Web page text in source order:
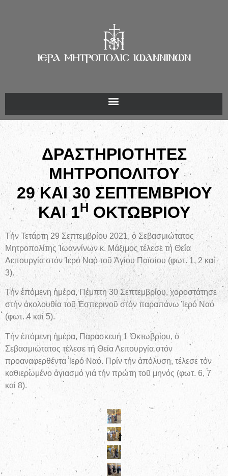
ΔΡΑΣΤΗΡΙΟΤΗΤΕΣ
ΜΗΤΡΟΠΟΛΙΤΟΥ
29 ΚΑΙ 30 ΣΕΠΤΕΜΒΡΙΟΥ
ΚΑΙ 1Η ΟΚΤΩΒΡΙΟΥ
Τήν Τετάρτη 29 Σεπτεμβρίου 2021, ὁ Σεβασμιώτατος
Μητροπολίτης Ἰωαννίνων κ. Μάξιμος τέλεσε τή Θεία
Λειτουργία στόν Ἱερό Ναό τοῦ Ἁγίου Παϊσίου (φωτ. 1, 2 καί
3).
Τήν ἑπόμενη ἡμέρα, Πέμπτη 30 Σεπτεμβρίου, χοροστάτησε
στήν ἀκολουθία τοῦ Ἑσπερινοῦ στόν παραπάνω Ἱερό Ναό
(φωτ. 4 καί 5).
Τήν ἑπόμενη ἡμέρα, Παρασκευή 1 Ὀκτωβρίου, ὁ
Σεβασμιώτατος τέλεσε τή Θεία Λειτουργία στόν
προαναφερθέντα Ἱερό Ναό. Πρίν τήν ἀπόλυση, τέλεσε τόν
καθιερωμένο ἁγιασμό γιά τήν πρώτη τοῦ μηνός (φωτ. 6, 7
καί 8).